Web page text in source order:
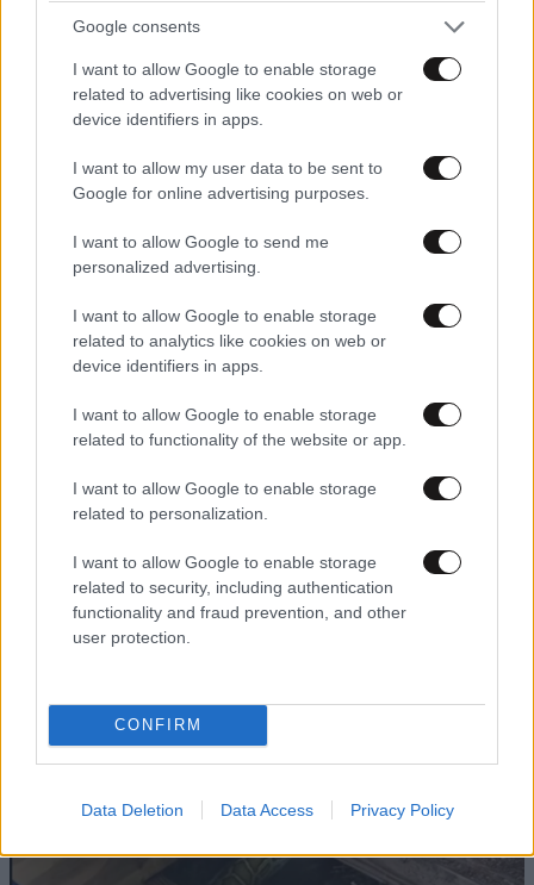
Google consents
I want to allow Google to enable storage
related to advertising like cookies on web or
device identifiers in apps.
I want to allow my user data to be sent to
Google for online advertising purposes.
I want to allow Google to send me
personalized advertising.
I want to allow Google to enable storage
related to analytics like cookies on web or
device identifiers in apps.
I want to allow Google to enable storage
related to functionality of the website or app.
I want to allow Google to enable storage
related to personalization.
I want to allow Google to enable storage
related to security, including authentication
functionality and fraud prevention, and other
user protection.
CONFIRM
Data Deletion Data Access Privacy Policy
ΠΡΟΛΗΨΗ & ΘΕΡΑΠΕΙΑ3 ω. πριν
και οι μύες – Νευρολόγος εξηγεί πώς να
ενισχύσετε την υγεία του εγκεφάλου
Σαν σήμερα 10 Αυγούστου: Η Ελλάδα αγγίζει
για λίγο το όνειρο «των δύο ηπείρων και των